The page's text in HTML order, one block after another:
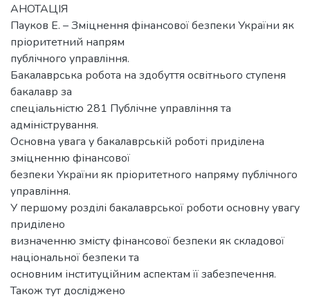
АНОТАЦІЯ
Пауков Е. – Зміцнення фінансової безпеки України як
пріоритетний напрям
публічного управління.
Бакалаврська робота на здобуття освітнього ступеня
бакалавр за
спеціальністю 281 Публічне управління та
адміністрування.
Основна увага у бакалаврській роботі приділена
зміцненню фінансової
безпеки України як пріоритетного напряму публічного
управління.
У першому розділі бакалаврської роботи основну увагу
приділено
визначенню змісту фінансової безпеки як складової
національної безпеки та
основним інституційним аспектам її забезпечення.
Також тут досліджено